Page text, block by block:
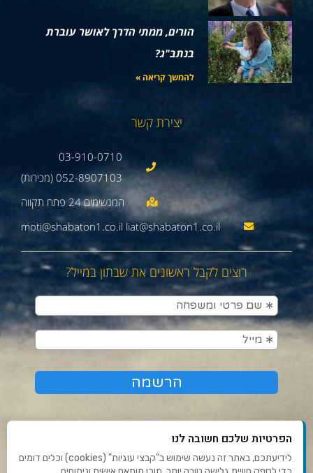
הורים, ממתי הדרך לאושר עוברת
בנתב"ג?
להמשך קריאה »
יצירת קשר
03-910-0710
052-8907103 (מכירות)
moti@shabaton1.co.il liat@shabaton1.co.il
רוצים לקבל ראשונים את שבתון במייל?
הפרטיות שלכם חשובה לנו
לידיעתכם, באתר זה נעשה שימוש ב"קבצי עוגיות" (cookies) וכלים דומים